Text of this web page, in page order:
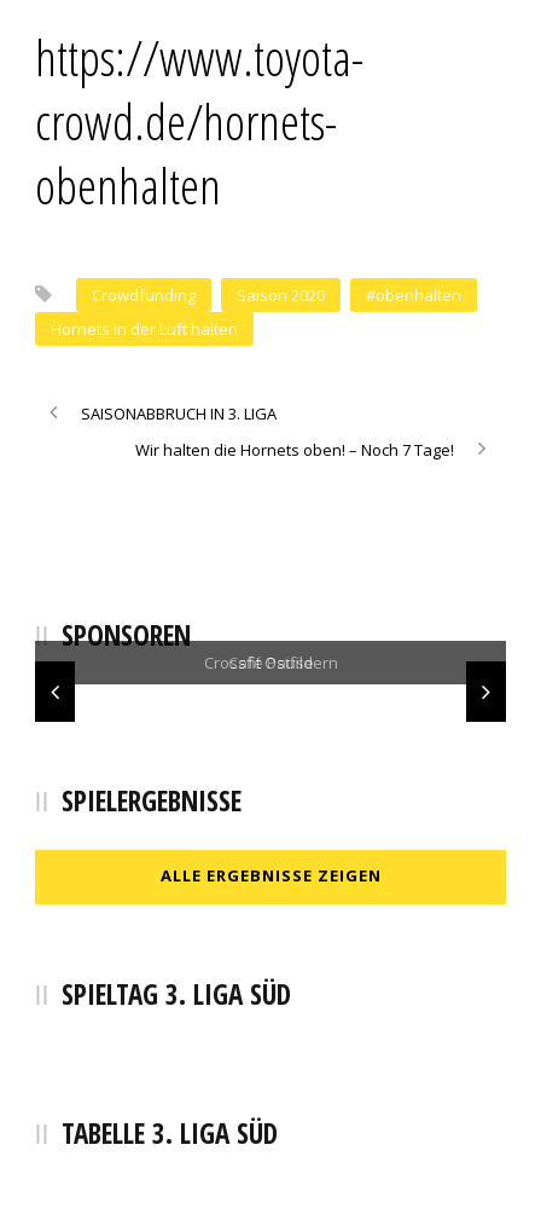
https://www.toyota-
crowd.de/hornets-
obenhalten
Crowdfunding Saison 2020
#obenhalten
Hornets in der Luft halten
SAISONABBRUCH IN 3. LIGA
Wir halten die Hornets oben! – Noch 7 Tage!
SPONSOREN
Crossfit Ostfildern
Café Pause
Pfizenmaier Automobile
Hamann Energie
SCHMALZ+SCHÖN Logistics
Schnaufer
Sanitätshaus blu
Selgros
cendo
Bocklet
Elektro Geng
Fahrschule Melchinger
SCHÖLLKOPF Backwaren
Bächi Teamsport
Erima
Sinalco
SPIELERGEBNISSE
ALLE ERGEBNISSE ZEIGEN
SPIELTAG 3. LIGA SÜD
TABELLE 3. LIGA SÜD